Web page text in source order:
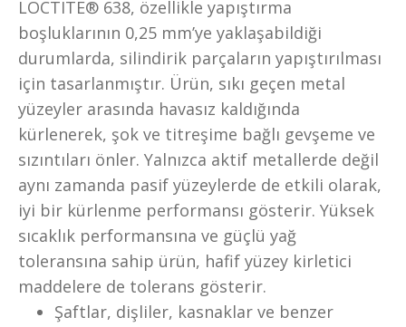
LOCTITE® 638, özellikle yapıştırma
boşluklarının 0,25 mm’ye yaklaşabildiği
durumlarda, silindirik parçaların yapıştırılması
için tasarlanmıştır. Ürün, sıkı geçen metal
yüzeyler arasında havasız kaldığında
kürlenerek, şok ve titreşime bağlı gevşeme ve
sızıntıları önler. Yalnızca aktif metallerde değil
aynı zamanda pasif yüzeylerde de etkili olarak,
iyi bir kürlenme performansı gösterir. Yüksek
sıcaklık performansına ve güçlü yağ
toleransına sahip ürün, hafif yüzey kirletici
maddelere de tolerans gösterir.
Şaftlar, dişliler, kasnaklar ve benzer